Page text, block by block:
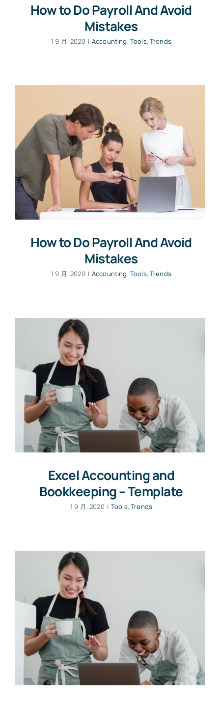
How to Do Payroll And Avoid
Mistakes
1 9 月, 2020 | Accounting, Tools,Trends
How to Do Payroll And Avoid
Mistakes
1 9 月, 2020 | Accounting, Tools,Trends
Excel Accounting and
Bookkeeping – Template
1 9 月, 2020 | Tools,Trends